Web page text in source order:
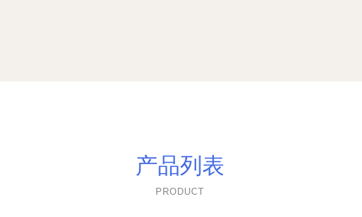
产品列表
PRODUCT